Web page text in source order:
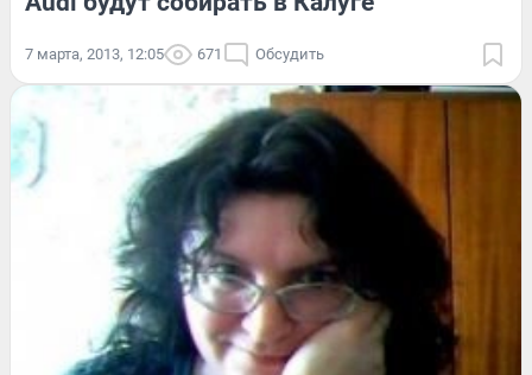
7 марта, 2013, 12:05 671 Обсудить